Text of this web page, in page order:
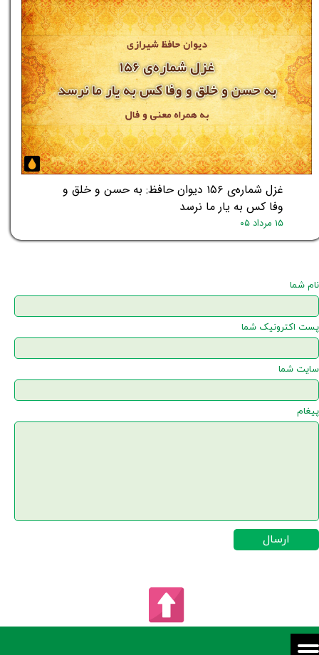
غزل شماره‌ی ۱۵۶ دیوان حافظ: به حسن و خلق و
وفا کس به یار ما نرسد
۱۵ مرداد ۰۵
نام شما
پست اکترونیک شما
سایت شما
پیغام
ارسال